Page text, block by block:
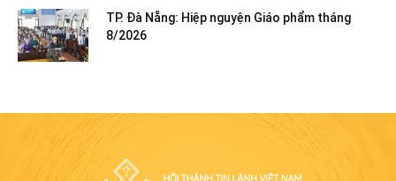
TP. Đà Nẵng: Hiệp nguyện Giáo phẩm tháng
8/2026